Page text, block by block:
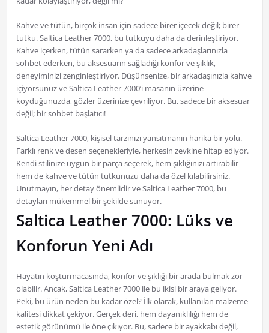
Kahve ve tütün, birçok insan için sadece birer içecek değil; birer
tutku. Saltica Leather 7000, bu tutkuyu daha da derinleştiriyor.
Kahve içerken, tütün sararken ya da sadece arkadaşlarınızla
sohbet ederken, bu aksesuarın sağladığı konfor ve şıklık,
deneyiminizi zenginleştiriyor. Düşünsenize, bir arkadaşınızla kahve
içiyorsunuz ve Saltica Leather 7000’i masanın üzerine
koyduğunuzda, gözler üzerinize çevriliyor. Bu, sadece bir aksesuar
değil; bir sohbet başlatıcı!
Saltica Leather 7000, kişisel tarzınızı yansıtmanın harika bir yolu.
Farklı renk ve desen seçenekleriyle, herkesin zevkine hitap ediyor.
Kendi stilinize uygun bir parça seçerek, hem şıklığınızı artırabilir
hem de kahve ve tütün tutkunuzu daha da özel kılabilirsiniz.
Unutmayın, her detay önemlidir ve Saltica Leather 7000, bu
detayları mükemmel bir şekilde sunuyor.
Saltica Leather 7000: Lüks ve
Konforun Yeni Adı
Hayatın koşturmacasında, konfor ve şıklığı bir arada bulmak zor
olabilir. Ancak, Saltica Leather 7000 ile bu ikisi bir araya geliyor.
Peki, bu ürün neden bu kadar özel? İlk olarak, kullanılan malzeme
kalitesi dikkat çekiyor. Gerçek deri, hem dayanıklılığı hem de
estetik görünümü ile öne çıkıyor. Bu, sadece bir ayakkabı değil,